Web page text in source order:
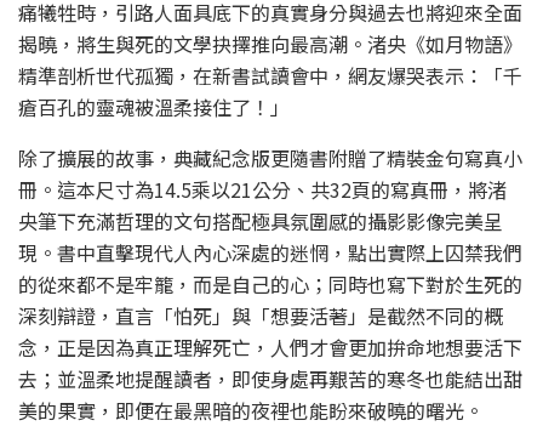
痛犧牲時，引路人面具底下的真實身分與過去也將迎來全面
揭曉，將生與死的文學抉擇推向最高潮。渚央《如月物語》
精準剖析世代孤獨，在新書試讀會中，網友爆哭表示：「千
瘡百孔的靈魂被溫柔接住了！」
除了擴展的故事，典藏紀念版更隨書附贈了精裝金句寫真小
冊。這本尺寸為14.5乘以21公分、共32頁的寫真冊，將渚
央筆下充滿哲理的文句搭配極具氛圍感的攝影影像完美呈
現。書中直擊現代人內心深處的迷惘，點出實際上囚禁我們
的從來都不是牢籠，而是自己的心；同時也寫下對於生死的
深刻辯證，直言「怕死」與「想要活著」是截然不同的概
念，正是因為真正理解死亡，人們才會更加拚命地想要活下
去；並溫柔地提醒讀者，即使身處再艱苦的寒冬也能結出甜
美的果實，即便在最黑暗的夜裡也能盼來破曉的曙光。